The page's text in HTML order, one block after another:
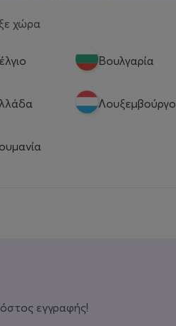
χώρα
Βουλγαρία
Λουξεμβούργο
εγγραφής!